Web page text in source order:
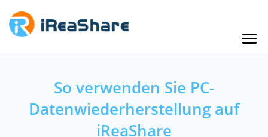
So verwenden Sie PC-
Datenwiederherstellung auf
iReaShare